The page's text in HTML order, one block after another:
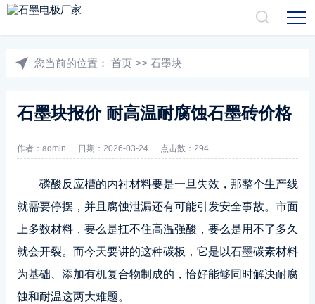
您当前的位置： 首页 >> 石墨块
石墨块报价 耐高温耐腐蚀石墨砖价格
作者：admin 日期：2026-03-24 点击数：294
磷酸反应槽的内衬材料要是一旦失效，那整个生产线
就需要停摆，并且腐蚀泄漏还有可能引发安全事故。市面
上多数材料，要么是扛不住高温强酸，要么是用不了多久
就会开裂。而今天要讲的这种碳板，它是以石墨碳素材料
为基础、添加有机复合物制成的，恰好能够同时解决耐腐
蚀和耐温这两大难题。